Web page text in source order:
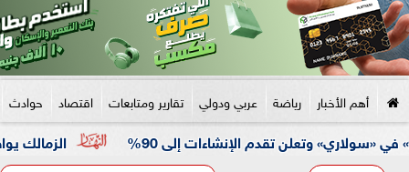
أهم الأخبار رياضة عربي ودولي تقارير ومتابعات اقتصاد حوادث
الزمالك يواصل